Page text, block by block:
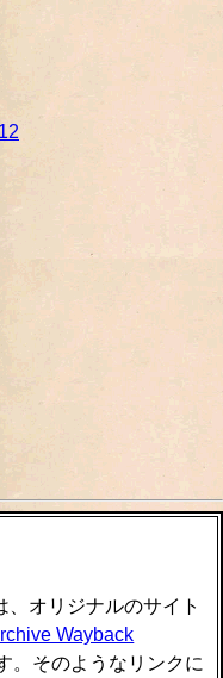
12
オリジナルのサイト
Wayback
。そのようなリンクに